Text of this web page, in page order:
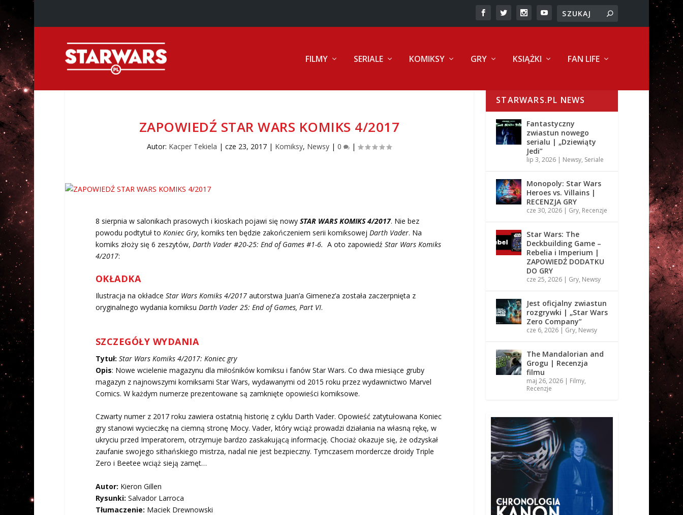
FILMY SERIALE KOMIKSY GRY KSIĄŻKI FAN LIFE
ZAPOWIEDŹ STAR WARS KOMIKS 4/2017
Autor: Kacper Tekiela |cze 23, 2017 | Komiksy, Newsy |0 |
8 sierpnia w salonikach prasowych i kioskach pojawi się nowy STAR WARS KOMIKS 4/2017. Nie bez
powodu podtytuł to Koniec Gry, komiks ten będzie zakończeniem serii komiksowej Darth Vader. Na
komiks złoży się 6 zeszytów, Darth Vader #20-25: End of Games #1-6. A oto zapowiedź Star Wars Komiks
4/2017:
OKŁADKA
Ilustracja na okładce Star Wars Komiks 4/2017autorstwa Juan’a Gimenez’a została zaczerpnięta z
oryginalnego wydania komiksu Darth Vader 25: End of Games, Part VI.
SZCZEGÓŁY WYDANIA
Tytuł: Star Wars Komiks 4/2017: Koniec gry
Opis: Nowe wcielenie magazynu dla miłośników komiksu i fanów Star Wars. Co dwa miesiące gruby
magazyn z najnowszymi komiksami Star Wars, wydawanymi od 2015 roku przez wydawnictwo Marvel
Comics. W każdym numerze prezentowane są zamknięte opowieści komiksowe.
Czwarty numer z 2017 roku zawiera ostatnią historię z cyklu Darth Vader. Opowieść zatytułowana Koniec
gry stanowi wycieczkę na ciemną stronę Mocy. Vader, który wciąż prowadzi działania na własną rękę, w
ukryciu przed Imperatorem, otrzymuje bardzo zaskakującą informację. Chociaż okazuje się, że odzyskał
zaufanie swojego sithańskiego mistrza, nadal nie jest bezpieczny. Tymczasem mordercze droidy Triple
Zero i Beetee wciąż sieją zamęt…
Autor: Kieron Gillen
Rysunki: Salvador Larroca
Tłumaczenie: Maciek Drewnowski
STARWARS.PL NEWS
Fantastyczny
zwiastun nowego
serialu | „Dziewiąty
Jedi”
lip 3, 2026 | Newsy, Seriale
Monopoly: Star Wars
Heroes vs. Villains |
RECENZJA GRY
cze 30, 2026 | Gry, Recenzje
Star Wars: The
Deckbuilding Game –
Rebelia i Imperium |
ZAPOWIEDŹ DODATKU
DO GRY
cze 25, 2026 | Gry, Newsy
Jest oficjalny zwiastun
rozgrywki | „Star Wars
Zero Company”
cze 6, 2026 | Gry, Newsy
The Mandalorian and
Grogu | Recenzja
filmu
maj 26, 2026 | Filmy,
Recenzje